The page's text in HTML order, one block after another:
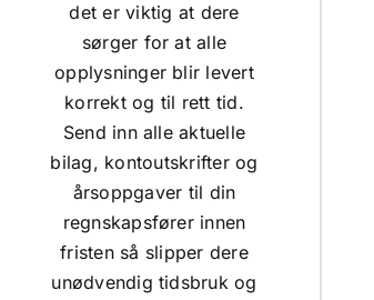
det er viktig at dere
sørger for at alle
opplysninger blir levert
korrekt og til rett tid.
Send inn alle aktuelle
bilag, kontoutskrifter og
årsoppgaver til din
regnskapsfører innen
fristen så slipper dere
unødvendig tidsbruk og